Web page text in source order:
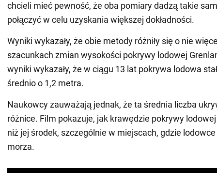
chcieli mieć pewność, że oba pomiary dadzą takie
połączyć w celu uzyskania większej dokładności.
Wyniki wykazały, że obie metody różniły się o nie
szacunkach zmian wysokości pokrywy lodowej
wyniki wykazały, że w ciągu 13 lat pokrywa lodowa
średnio o 1,2 metra.
Naukowcy zauważają jednak, że ta średnia liczba
różnice. Film pokazuje, jak krawędzie pokrywy
niż jej środek, szczególnie w miejscach, gdzie
morza.